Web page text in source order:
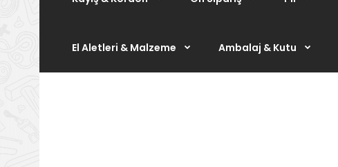
El Aletleri & Malzeme Ambalaj & Kutu